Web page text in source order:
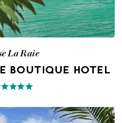
La Raie
BOUTIQUE HOTEL